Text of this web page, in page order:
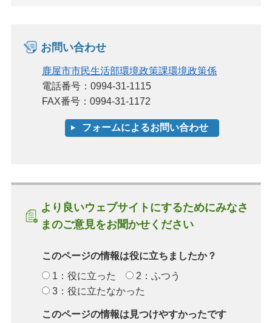
お問い合わせ
鹿屋市市民生活部環境政策課環境政策係
電話番号：0994-31-1115
FAX番号：0994-31-1172
より良いウェブサイトにするためにみなさ
まのご意見をお聞かせください
このページの情報は役に立ちましたか？
1：役に立った
2：ふつう
3：役に立たなかった
このページの情報は見つけやすかったです